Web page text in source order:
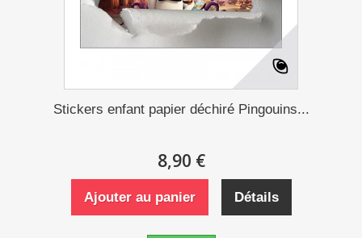
Stickers enfant papier déchiré Pingouins...
8,90 €
Ajouter au panier Détails